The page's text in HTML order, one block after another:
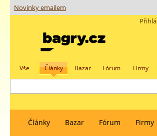
Novinky emailem
Vše Články Bazar Fórum Firmy
Články Bazar Fórum Firmy